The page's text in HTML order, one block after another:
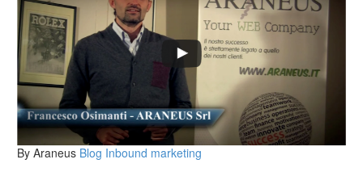
By Araneus Blog Inbound marketing